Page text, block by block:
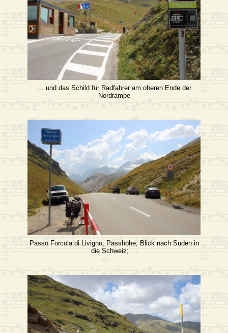
… und das Schild für Radfahrer am oberen Ende der
Nordrampe
Passo Forcola di Livigno, Passhöhe; Blick nach Süden in
die Schweiz; …